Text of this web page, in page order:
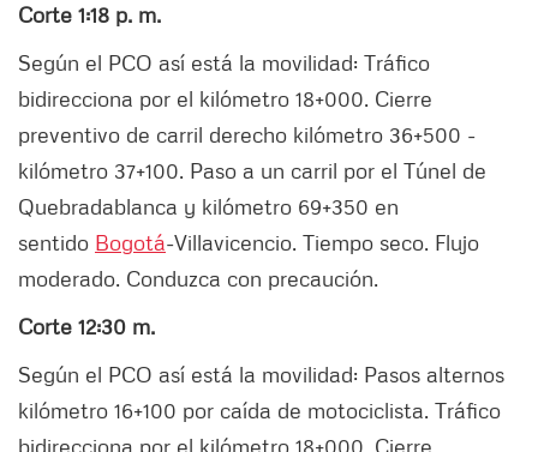
Corte 1:18 p. m.
Según el PCO así está la movilidad: Tráfico
bidirecciona por el kilómetro 18+000. Cierre
preventivo de carril derecho kilómetro 36+500 -
kilómetro 37+100. Paso a un carril por el Túnel de
Quebradablanca y kilómetro 69+350 en
sentido Bogotá-Villavicencio. Tiempo seco. Flujo
moderado. Conduzca con precaución.
Corte 12:30 m.
Según el PCO así está la movilidad: Pasos alternos
kilómetro 16+100 por caída de motociclista. Tráfico
bidirecciona por el kilómetro 18+000. Cierre